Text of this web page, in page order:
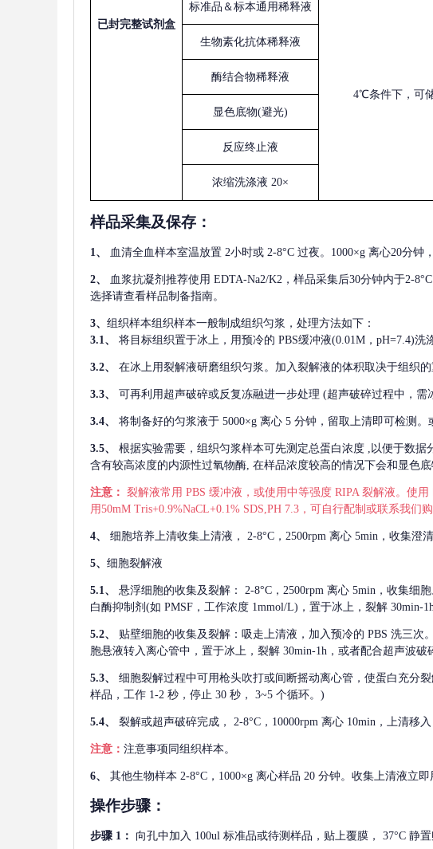
已封完整试剂盒
标准品＆标本通用稀释液
4℃条件下，可
生物素化抗体稀释液
酶结合物稀释液
显色底物(避光)
反应终止液
浓缩洗涤液 20×
样品采集及保存 ：
1、 血清全血样本室温放置 2小时或 2-8°C 过夜。1000×g 离心20分钟
2、 血浆抗凝剂推荐使用 EDTA-Na2/K2，样品采集后30分钟内于2-
选择请查看样品制备指南。
3、 组织样本组织样本一般制成组织匀浆，处理方法如下：
3.1、
将目标组织置于冰上，用预冷的 PBS缓冲液(0.01M，pH=7.4)洗
3.2、 在冰上用裂解液研磨组织匀浆。加入裂解液的体积取决于组织
3.3、 可再利用超声破碎或反复冻融进一步处理 (超声破碎过程中，需
3.4、 将制备好的匀浆液于 5000×g 离心 5 分钟，留取上清即可检测。
3.5、 根据实验需要，组织匀浆样本可先测定总蛋白浓度 ,以便于数据
含有较高浓度的内源性过氧物酶, 在样品浓度较高的情况下会和显色
注意： 裂解液常用 PBS 缓冲液，或使用中等强度 RIPA 裂解液。使
用50mM Tris+0.9%NaCL+0.1% SDS,PH 7.3，可自行配制或联系我们购
4、 细胞培养上清收集上清液， 2-8°C，2500rpm 离心 5min，收集澄
5、 细胞裂解液
5.1、 悬浮细胞的收集及裂解：
2-8°C，2500rpm 离心 5min，收集细
白酶抑制剂(如 PMSF，工作浓度 1mmol/L)，置于冰上，裂解 30min-
5.2、 贴壁细胞的收集及裂解：吸走上清液，加入预冷的 PBS 洗三次
胞悬液转入离心管中，置于冰上，裂解 30min-1h，或者配合超声波破
5.3、 细胞裂解过程中可用枪头吹打或间断摇动离心管，使蛋白充分
样品，工作 1-2 秒，停止 30 秒， 3~5 个循环。)
5.4、 裂解或超声破碎完成， 2-8°C，10000rpm 离心 10min，上清移
注意： 注意事项同组织样本。
6、 其他生物样本 2-8°C，1000×g 离心样品 20 分钟。收集上清液立
操作步骤：
步骤 1： 向孔中加入 100ul 标准品或待测样品，贴上覆膜， 37°C 静置